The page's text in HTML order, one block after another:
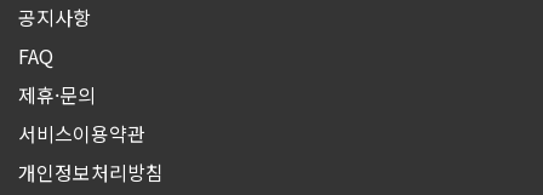
공지사항
FAQ
제휴·문의
서비스이용약관
개인정보처리방침